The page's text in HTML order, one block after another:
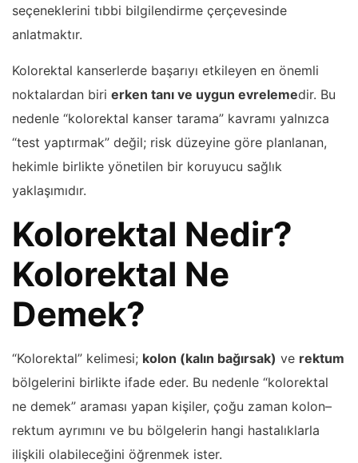
seçeneklerini tıbbi bilgilendirme çerçevesinde
anlatmaktır.
Kolorektal kanserlerde başarıyı etkileyen en önemli
noktalardan biri erken tanı ve uygun evrelemedir. Bu
nedenle “kolorektal kanser tarama” kavramı yalnızca
“test yaptırmak” değil; risk düzeyine göre planlanan,
hekimle birlikte yönetilen bir koruyucu sağlık
yaklaşımıdır.
Kolorektal Nedir?
Kolorektal Ne
Demek?
“Kolorektal” kelimesi; kolon (kalın bağırsak) ve rektum
bölgelerini birlikte ifade eder. Bu nedenle “kolorektal
ne demek” araması yapan kişiler, çoğu zaman kolon–
rektum ayrımını ve bu bölgelerin hangi hastalıklarla
ilişkili olabileceğini öğrenmek ister.